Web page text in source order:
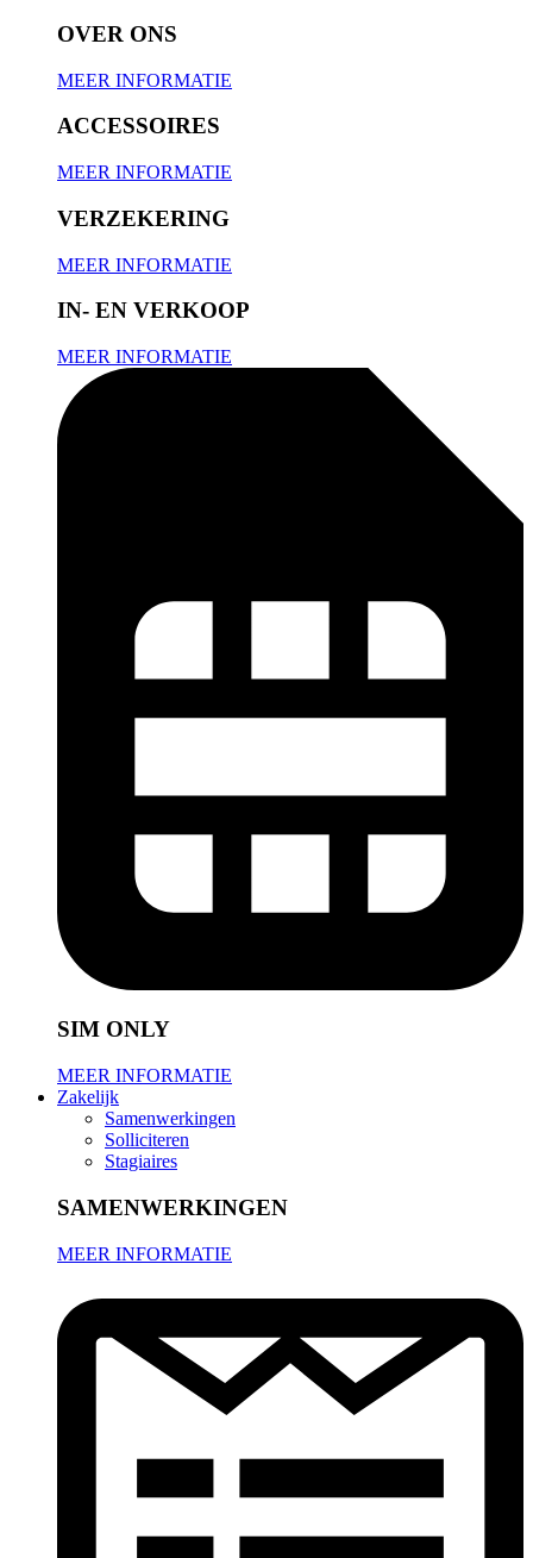
OVER ONS
MEER INFORMATIE
ACCESSOIRES
MEER INFORMATIE
VERZEKERING
MEER INFORMATIE
IN- EN VERKOOP
MEER INFORMATIE
SIM ONLY
MEER INFORMATIE
Zakelijk
Samenwerkingen
Solliciteren
Stagiaires
SAMENWERKINGEN
MEER INFORMATIE